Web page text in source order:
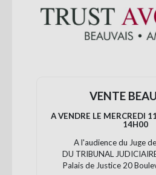
VENTE
A VENDRE LE MERCREDI
14H00
A l'audience du Juge
DU TRIBUNAL
Palais de Justice 20